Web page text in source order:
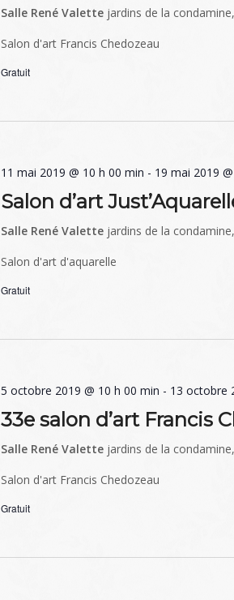
Salle René Valette jardins de la
Salon d'art Francis Chedozeau
Gratuit
11 mai 2019 @ 10 h 00 min - 19 mai 2019
Salon d’art
Salle René Valette jardins de la
Salon d'art d'aquarelle
Gratuit
5 octobre 2019 @ 10 h 00 min - 13 octobre
33e salon d’art Francis
Salle René Valette jardins de la
Salon d'art Francis Chedozeau
Gratuit